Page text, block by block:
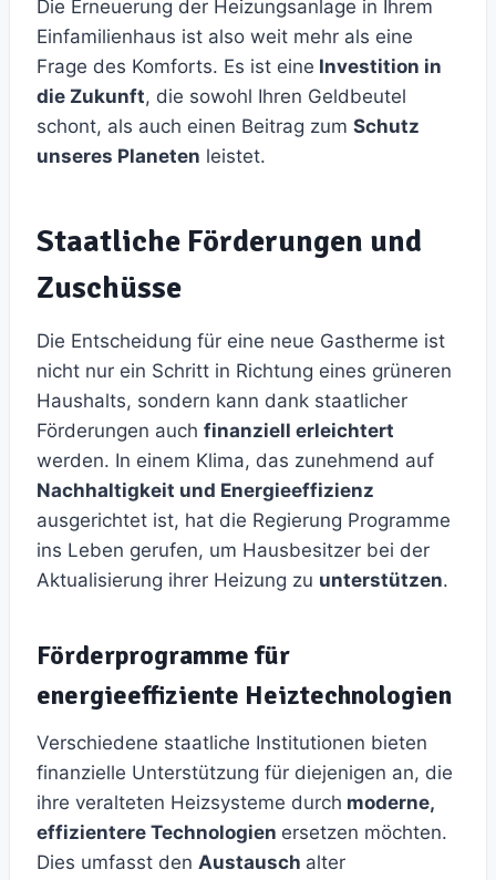
Die Erneuerung der Heizungsanlage in Ihrem
Einfamilienhaus ist also weit mehr als eine
Frage des Komforts. Es ist eine Investition in
die Zukunft, die sowohl Ihren Geldbeutel
schont, als auch einen Beitrag zum Schutz
unseres Planeten leistet.
Staatliche Förderungen und
Zuschüsse
Die Entscheidung für eine neue Gastherme ist
nicht nur ein Schritt in Richtung eines grüneren
Haushalts, sondern kann dank staatlicher
Förderungen auch finanziell erleichtert
werden. In einem Klima, das zunehmend auf
Nachhaltigkeit und Energieeffizienz
ausgerichtet ist, hat die Regierung Programme
ins Leben gerufen, um Hausbesitzer bei der
Aktualisierung ihrer Heizung zu unterstützen.
Förderprogramme für
energieeffiziente Heiztechnologien
Verschiedene staatliche Institutionen bieten
finanzielle Unterstützung für diejenigen an, die
ihre veralteten Heizsysteme durch moderne,
effizientere Technologien ersetzen möchten.
Dies umfasst den Austausch alter